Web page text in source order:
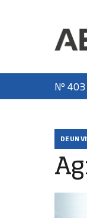
Nº 403
DE UN